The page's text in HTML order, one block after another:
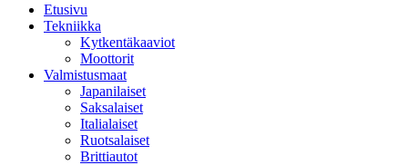
Etusivu
Tekniikka
Kytkentäkaaviot
Moottorit
Valmistusmaat
Japanilaiset
Saksalaiset
Italialaiset
Ruotsalaiset
Brittiautot